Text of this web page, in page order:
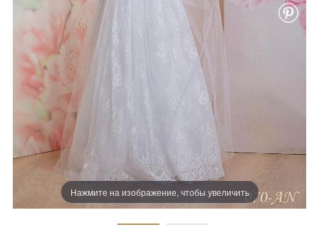
Нажмите на изображение, чтобы увеличить